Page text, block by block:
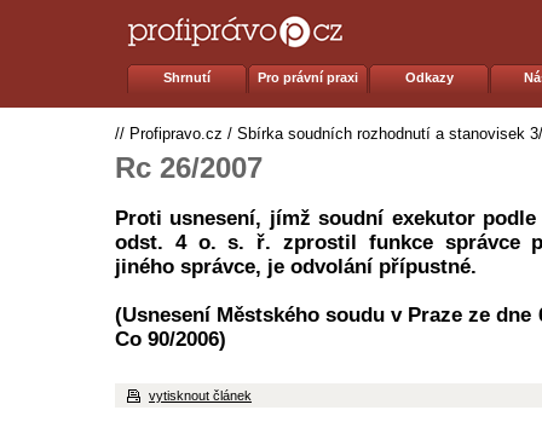
Shrnutí Pro právní praxi Odkazy
// Profipravo.cz / Sbírka soudních rozhodnutí a stanovisek
Rc 26/2007
Proti usnesení, jímž soudní exekutor
odst. 4 o. s. ř. zprostil funkce správce
jiného správce, je odvolání přípustné.
(Usnesení Městského soudu v Praze ze dne
Co 90/2006)
vytisknout článek